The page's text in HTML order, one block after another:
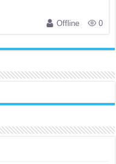
Offline
0